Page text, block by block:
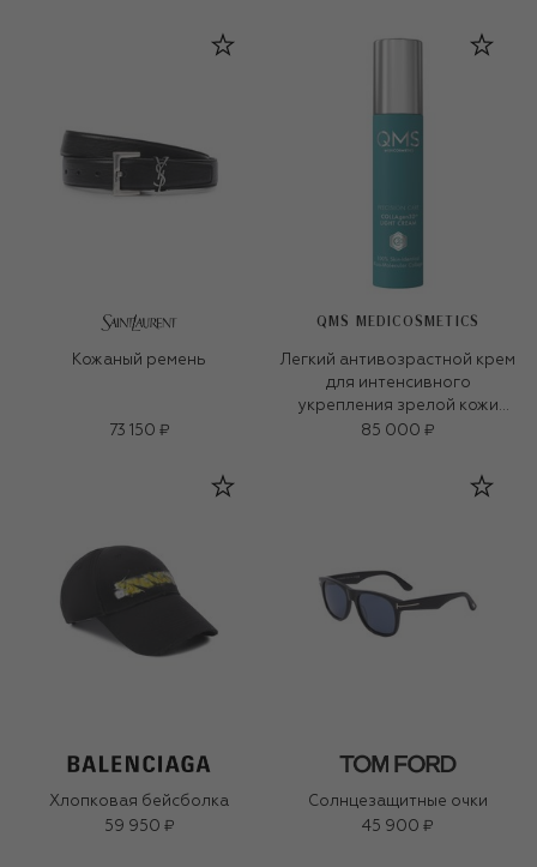
Кожаный ремень
73 150 ₽
QMS MEDICOSMETICS
Легкий антивозрастной крем
для интенсивного
укрепления зрелой кожи
«3D-коллаген» (50ml)
85 000 ₽
Хлопковая бейсболка
59 950 ₽
Солнцезащитные очки
45 900 ₽